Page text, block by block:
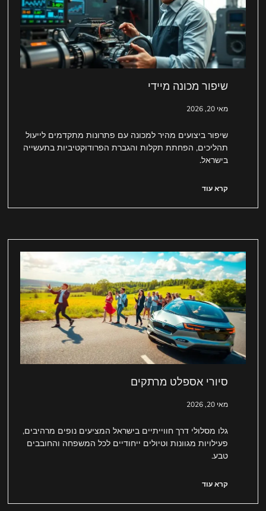
שיפור מכונה מיידי
מאי 20, 2026
שיפור ביצועים מהיר למכונה עם פתרונות מתקדמים לייעול
תהליכים, הפחתת תקלות והגברת הפרודוקטיביות בתעשייה
בישראל.
קרא עוד
סיורי אספלט מרתקים
מאי 20, 2026
גלו מסלולי דרך חווייתיים בישראל המציעים נופים מרהיבים,
פעילויות מגוונות וטיולים ייחודיים לכל המשפחה והחובבים
טבע.
קרא עוד